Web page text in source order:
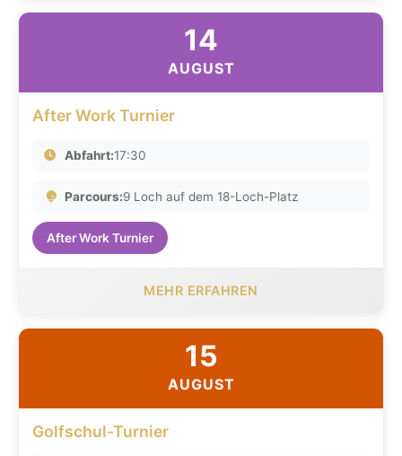
14
AUGUST
After Work Turnier
Abfahrt:17:30
Parcours:9 Loch auf dem 18-Loch-Platz
After Work Turnier
MEHR ERFAHREN
15
AUGUST
Golfschul-Turnier